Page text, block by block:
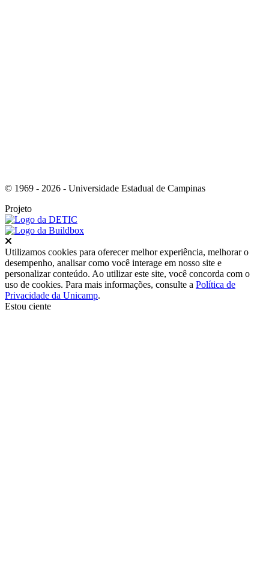
© 1969 - 2026 - Universidade Estadual de Campinas
Projeto
Utilizamos cookies para oferecer melhor experiência, melhorar o
desempenho, analisar como você interage em nosso site e
personalizar conteúdo. Ao utilizar este site, você concorda com o
uso de cookies. Para mais informações, consulte a Política de
Privacidade da Unicamp.
Estou ciente